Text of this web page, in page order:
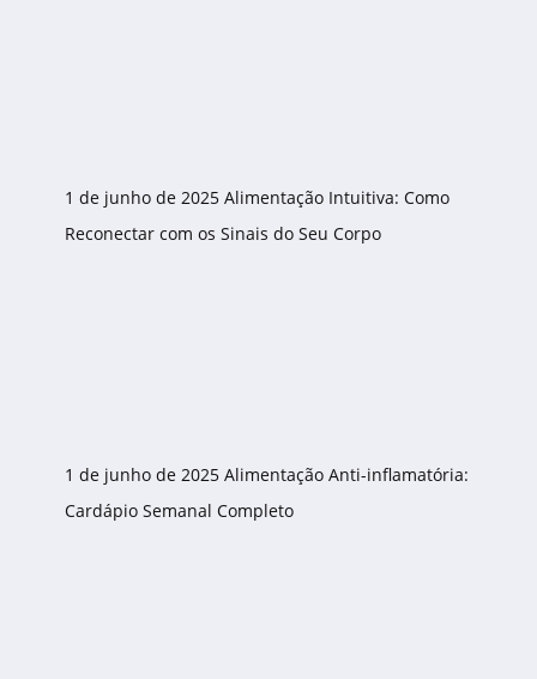
1 de junho de 2025 Alimentação Intuitiva: Como
Reconectar com os Sinais do Seu Corpo
1 de junho de 2025 Alimentação Anti-inflamatória:
Cardápio Semanal Completo